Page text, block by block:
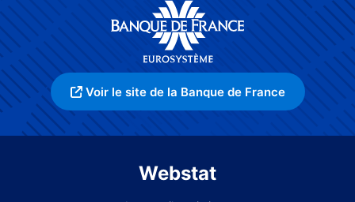
Voir le site de la Banque de France
Webstat